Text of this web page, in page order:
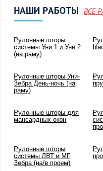
НАШИ РАБОТЫ ВСЕ
Рулонные шторы
системы Уни 1 и Уни 2
(на раму)
Рулонные шторы Уни-
Зебра День-ночь (на
раму)
Рулонные шторы для
мансардных окон
Рулонные шторы
системы ЛВТ и МГ
Зебра (на/в проем)